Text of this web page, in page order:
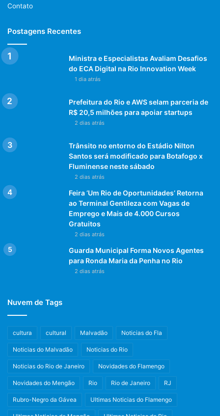
Contato
Postagens Recentes
Ministra e Especialistas Avaliam Desafios
do ECA Digital na Rio Innovation Week
1 dia atrás
Prefeitura do Rio e AWS selam parceria de
R$ 20,5 milhões para apoiar startups
2 dias atrás
Trânsito no entorno do Estádio Nilton
Santos será modificado para Botafogo x
Fluminense neste sábado
2 dias atrás
Feira ‘Um Rio de Oportunidades’ Retorna
ao Terminal Gentileza com Vagas de
Emprego e Mais de 4.000 Cursos
Gratuitos
2 dias atrás
Guarda Municipal Forma Novos Agentes
para Ronda Maria da Penha no Rio
2 dias atrás
Nuvem de Tags
cultura cultural Malvadão Noticias do Fla
Noticias do Malvadão Noticias do Rio
Noticias do Rio de Janeiro Novidades do Flamengo
Novidades do Mengão Rio Rio de Janeiro RJ
Rubro-Negro da Gávea Ultimas Noticias do Flamengo